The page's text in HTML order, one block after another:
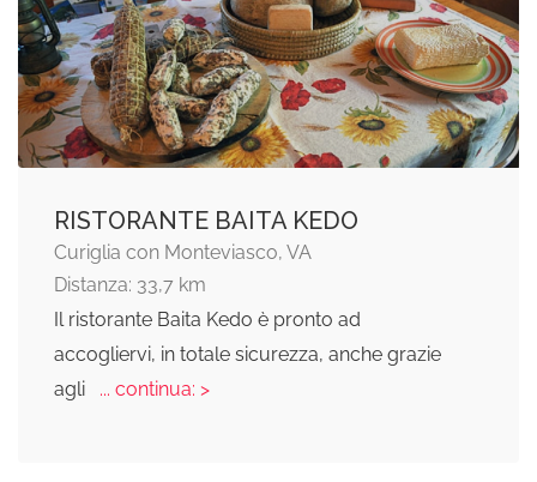
RISTORANTE BAITA KEDO
Curiglia con Monteviasco, VA
Distanza: 33,7 km
Il ristorante Baita Kedo è pronto ad
accogliervi, in totale sicurezza, anche grazie
agli
... continua: >